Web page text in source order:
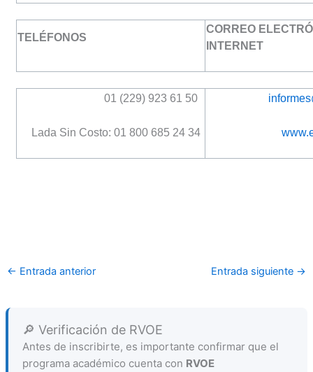
TELÉFONOS
CORREO
INTERNET
01 (229) 923 61 50
Lada Sin Costo: 01 800 685 24 34
← Entrada anterior Entrada siguiente →
🔎 Verificación de RVOE
Antes de inscribirte, es importante confirmar que el
programa académico cuenta con RVOE